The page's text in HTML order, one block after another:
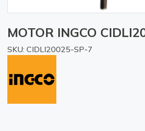
MOTOR INGCO
SKU: CIDLI20025-SP-7